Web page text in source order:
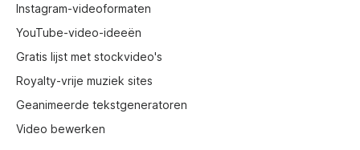
Instagram-videoformaten
YouTube-video-ideeën
Gratis lijst met stockvideo's
Royalty-vrije muziek sites
Geanimeerde tekstgeneratoren
Video bewerken